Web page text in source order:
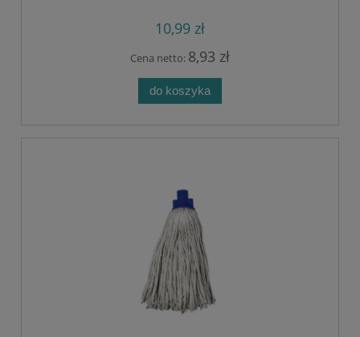
10,99 zł
Cena netto: 8,93 zł
do koszyka